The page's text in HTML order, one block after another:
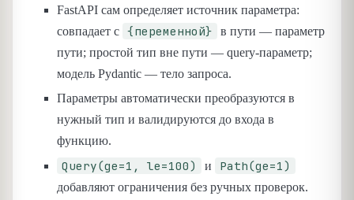
FastAPI сам определяет источник параметра:
совпадает с {переменной}
в пути — параметр
пути; простой тип вне пути — query-параметр;
модель Pydantic — тело запроса.
Параметры автоматически преобразуются в
нужный тип и валидируются до входа в
функцию.
Query(ge=1, le=100) и Path(ge=1)
добавляют ограничения без ручных проверок.